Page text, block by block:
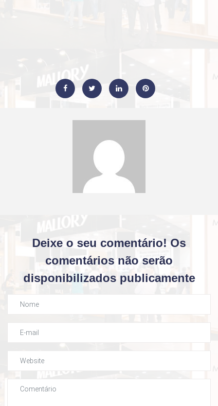
Deixe o seu comentário! Os
comentários não serão
disponibilizados publicamente